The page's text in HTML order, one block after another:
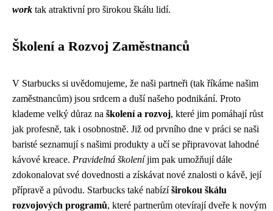
work tak atraktivní pro širokou škálu lidí.
Školení a Rozvoj Zaměstnanců
V Starbucks si uvědomujeme, že naši partneři (tak říkáme našim
zaměstnancům) jsou srdcem a duší našeho podnikání. Proto
klademe velký důraz na školení a rozvoj, které jim pomáhají růst
jak profesně, tak i osobnostně. Již od prvního dne v práci se naši
baristé seznamují s našimi produkty a učí se připravovat lahodné
kávové kreace. Pravidelná školeníjim pak umožňují dále
zdokonalovat své dovednosti a získávat nové znalosti o kávě, její
přípravě a původu. Starbucks také nabízíširokou škálu
rozvojových programů, které partnerům otevírají dveře k novým